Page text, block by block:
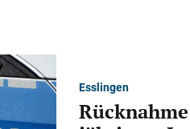
Esslingen